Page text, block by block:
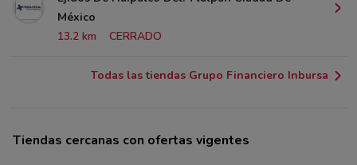
México
13.2 km
CERRADO
Todas las tiendas Grupo Financiero Inbursa
Tiendas cercanas con ofertas vigentes